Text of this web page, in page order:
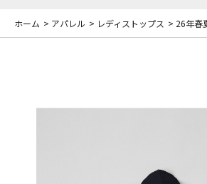
ホーム > アパレル > レディストップス > 26年春